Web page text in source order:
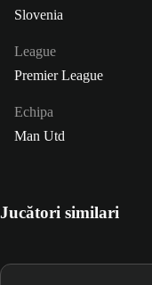
Slovenia
League
Premier League
Echipa
Man Utd
Jucători similari